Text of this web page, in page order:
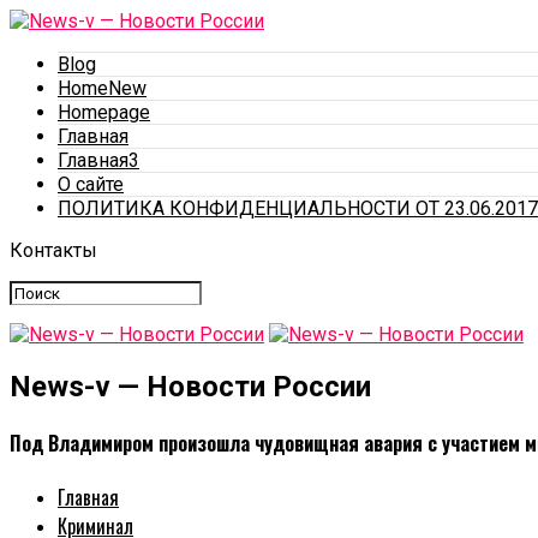
Blog
HomeNew
Homepage
Главная
Главная3
О сайте
ПОЛИТИКА КОНФИДЕНЦИАЛЬНОСТИ ОТ 23.06.2017
Контакты
News-v — Новости России
Под Владимиром произошла чудовищная авария с участием
Главная
Криминал